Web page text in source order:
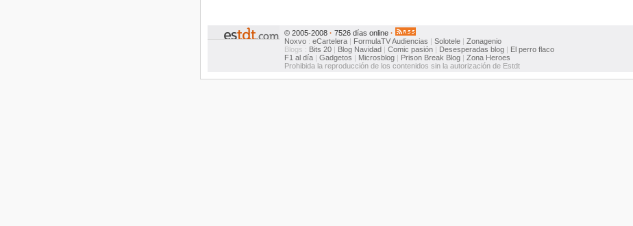
© 2005-2008 · 7526 días online ·
Noxvo : eCartelera | FormulaTVAudiencias | Solotele | Zonagenio
Blogs : Bits 20 | Blog Navidad | Comic pasión | Desesperadas blog | El perro flaco
F1 al día | Gadgetos | Microsblog | Prison Break Blog | Zona Heroes
Prohibida la reproducción de los contenidos sin la autorización de Estdt